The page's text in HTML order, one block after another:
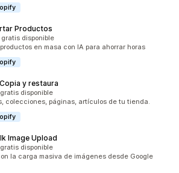
Productos
gratis disponible
en masa con IA para ahorrar horas
y restaura
disponible
colecciones, páginas, artículos de tu tienda.
Image Upload
disponible
la carga masiva de imágenes desde Google